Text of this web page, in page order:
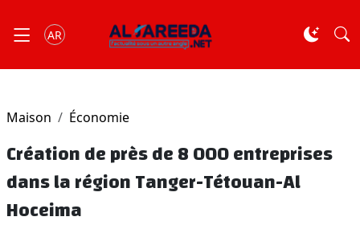
AR
Maison Économie
Création de près de 8 000 entreprises
dans la région Tanger-Tétouan-Al
Hoceima